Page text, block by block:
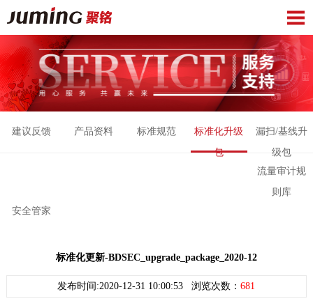
建议反馈 产品资料 标准规范
标准化升级
包
漏扫/基线升
级包
流量审计规
则库
安全管家
标准化更新-BDSEC_upgrade_package_2020-12
发布时间:2020-12-31 10:00:53 浏览次数：681